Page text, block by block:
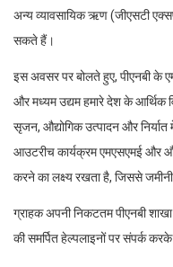
अन्य व्यावसायिक ऋण (जीएसटी
सकते हैं।
इस अवसर पर बोलते हुए, पीएनबी के
और मध्यम उद्यम हमारे देश के आर्थिक
सृजन, औद्योगिक उत्पादन और निर्यात
आउटरीच कार्यक्रम एमएसएमई और
करने का लक्ष्य रखता है, जिससे
ग्राहक अपनी निकटतम पीएनबी
की समर्पित हेल्पलाइनों पर संपर्क